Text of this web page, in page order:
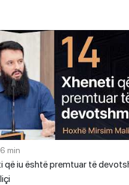
min
që iu është premtuar të